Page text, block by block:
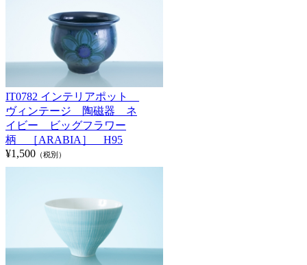
IT0782 インテリアポット
ヴィンテージ 陶磁器 ネ
イビー ビッグフラワー
柄 ［ARABIA］ H95
¥1,500 （税別）